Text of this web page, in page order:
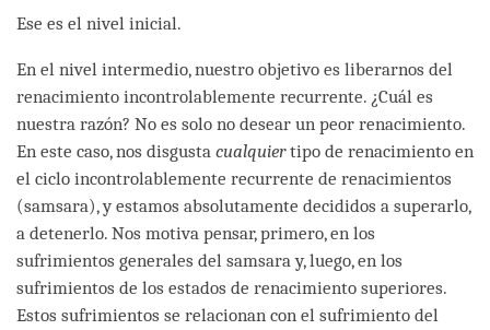
Ese es el nivel inicial.
En el nivel intermedio, nuestro objetivo es liberarnos del
renacimiento incontrolablemente recurrente. ¿Cuál es
nuestra razón? No es solo no desear un peor renacimiento.
En este caso, nos disgusta cualquiertipo de renacimiento en
el ciclo incontrolablemente recurrente de renacimientos
(samsara), y estamos absolutamente decididos a superarlo,
a detenerlo. Nos motiva pensar, primero, en los
sufrimientos generales del samsara y, luego, en los
sufrimientos de los estados de renacimiento superiores.
Estos sufrimientos se relacionan con el sufrimiento del